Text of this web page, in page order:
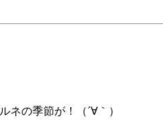
の季節が！（´∀｀）